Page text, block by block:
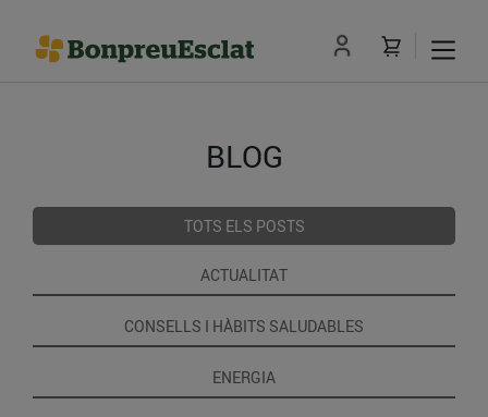
BLOG
TOTS ELS POSTS
ACTUALITAT
CONSELLS I HÀBITS SALUDABLES
ENERGIA